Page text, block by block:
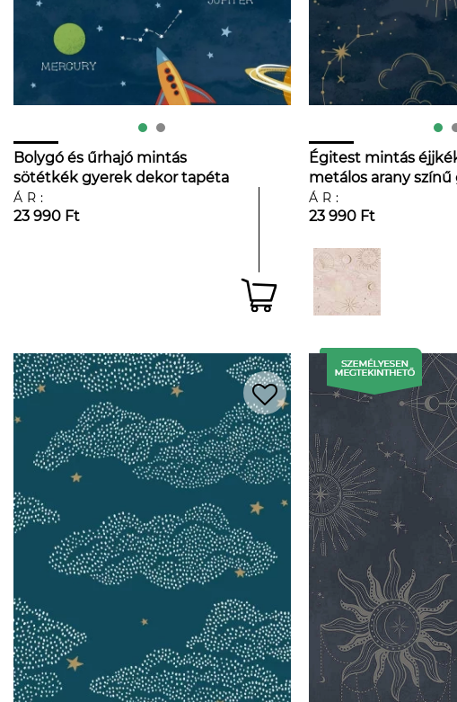
Bolygó és űrhajó mintás
sötétkék gyerek dekor tapéta
ÁR:
23 990 Ft
Égitest mintás
metálos arany színű
dekor tapéta
ÁR:
23 990 Ft